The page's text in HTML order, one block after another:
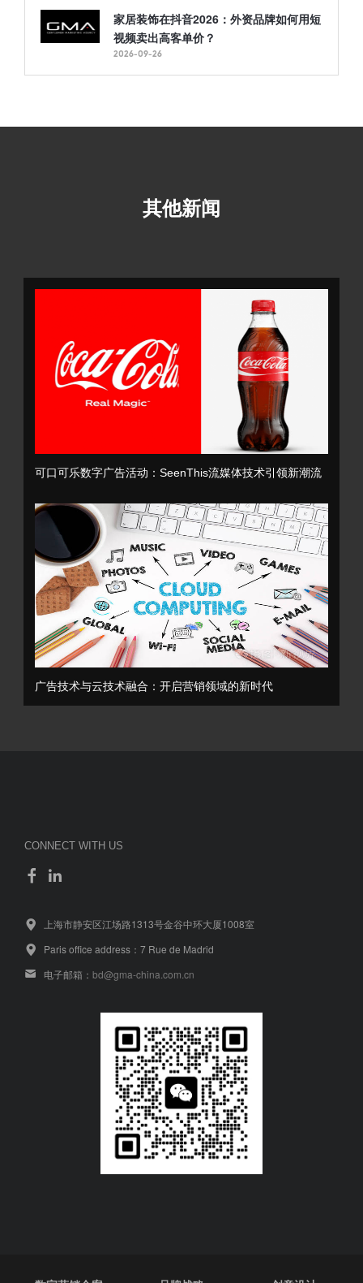
家居装饰在抖音2026：外资品牌如何用短
视频卖出高客单价？
2026-09-26
其他新闻
可口可乐数字广告活动：SeenThis流媒体技术引领新潮流
广告技术与云技术融合：开启营销领域的新时代
CONNECT WITH US
上海市静安区江场路1313号金谷中环大厦1008室
Paris office address：7 Rue de Madrid
电子邮箱： bd@gma-china.com.cn